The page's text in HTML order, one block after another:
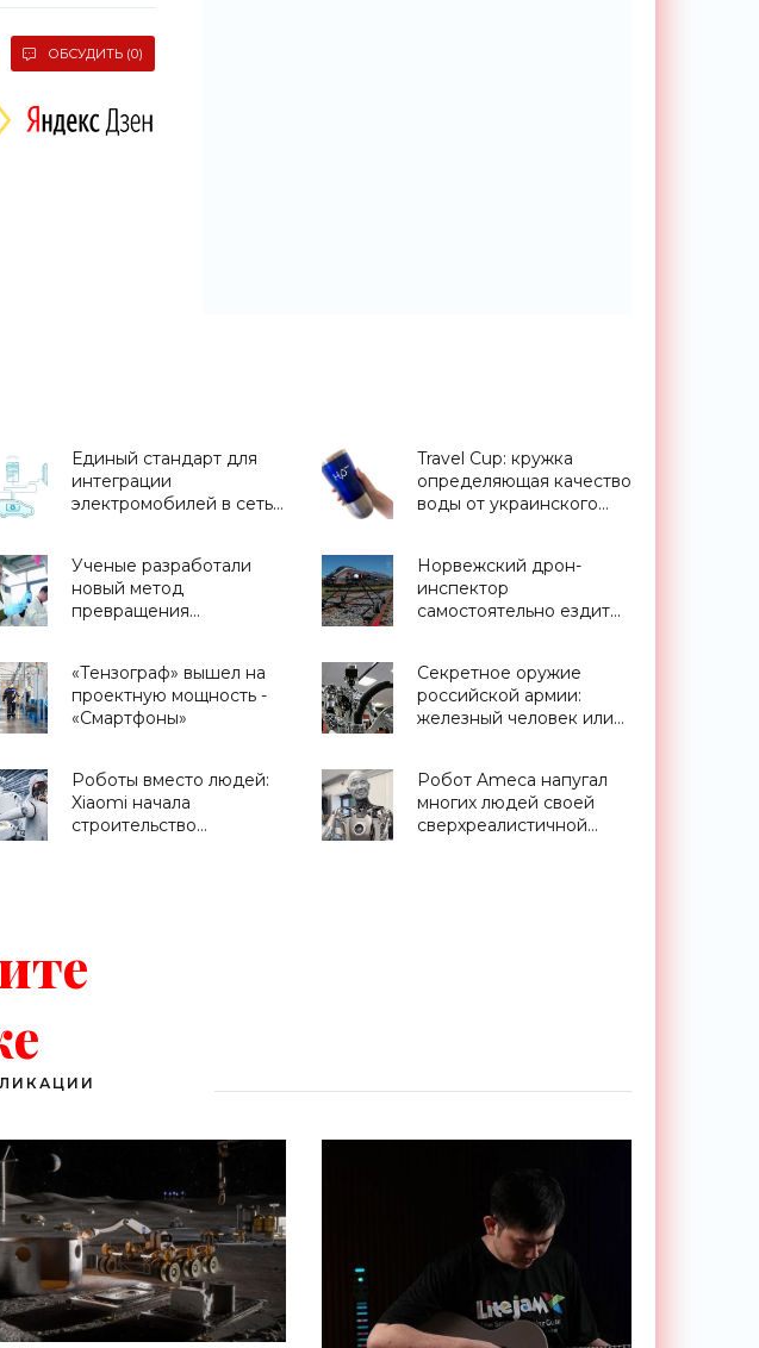
ОБСУДИТЬ (0)
Единый стандарт для
интеграции
электромобилей в сеть
«Технологии»
Travel Cup: кружка
определяющая качество
воды от украинского
Ученые разработали
новый метод
превращения
- «Технологии»
Норвежский дрон-
инспектор
самостоятельно ездит
поездов -
«Беспилотники»
«Тензограф» вышел на
проектную мощность -
«Смартфоны»
Секретное оружие
российской армии:
железный человек или
Роботы вместо людей:
Xiaomi начала
строительство
секунды - «Смартфоны»
Робот Ameca напугал
многих людей своей
сверхреалистичной